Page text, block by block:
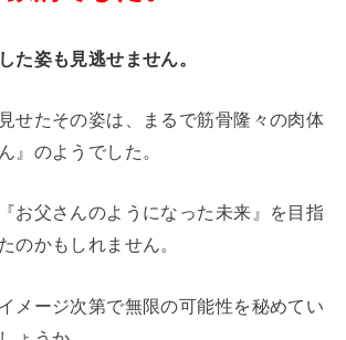
た姿も見逃せません。
せたその姿は、まるで筋骨隆々の肉体
』のようでした。
お父さんのようになった未来』を目指
のかもしれません。
メージ次第で無限の可能性を秘めてい